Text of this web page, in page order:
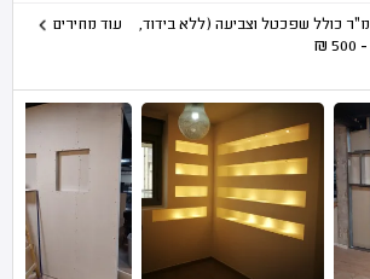
בניית קיר גבס לבן 10 מ"ר כולל שפכטל וצביעה (ללא בידוד,
₪
עוד מחירים